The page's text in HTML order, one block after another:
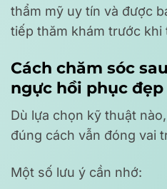
thẩm mỹ uy tín và được
tiếp thăm khám trước khi
Cách chăm sóc
ngực hồi phục đẹp
Dù lựa chọn kỹ thuật
đúng cách vẫn đóng vai
Một số lưu ý cần nhớ: